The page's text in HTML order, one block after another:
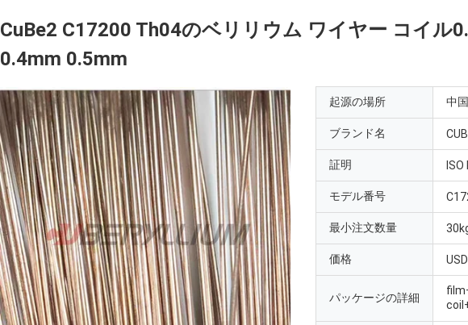
CuBe2 C17200 Th04のベリリウム ワイヤー コイル
0.4mm 0.5mm
起源の場所 中国
ブランド名
証明 ISO
モデル番号
最小注文数量
価格
パッケージの詳細